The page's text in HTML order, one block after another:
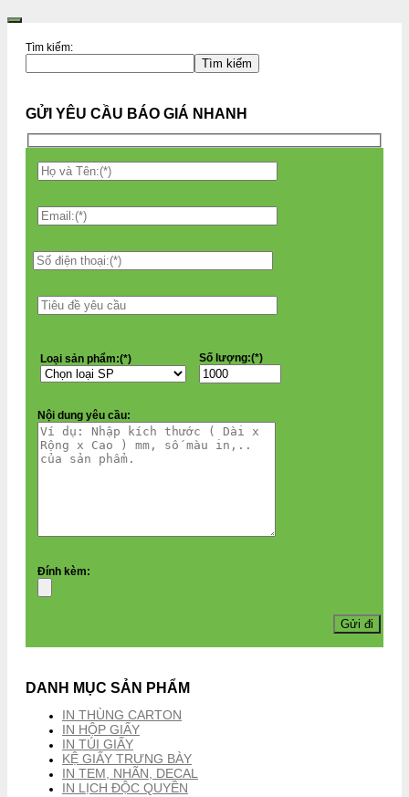
Tìm kiếm:
Tìm kiếm
GỬI YÊU CẦU BÁO GIÁ NHANH
Loại sản phẩm:(*) Số lượng:(*)
Nội dung yêu cầu:
Đính kèm:
DANH MỤC SẢN PHẨM
IN THÙNG CARTON
IN HỘP GIẤY
IN TÚI GIẤY
KỆ GIẤY TRƯNG BÀY
IN TEM, NHÃN, DECAL
IN LỊCH ĐỘC QUYỀN